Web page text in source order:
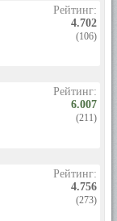
Рейтинг:
4.702
(106)
Рейтинг:
6.007
(211)
Рейтинг:
4.756
(273)